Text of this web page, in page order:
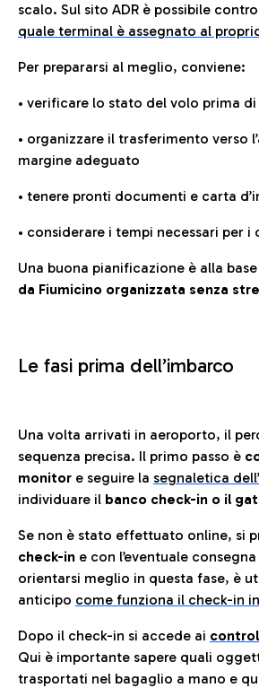
scalo. Sul sito ADR è possibile
quale terminal è assegnato al
Per prepararsi al meglio, conviene:
• verificare lo stato del volo prima di
• organizzare il trasferimento verso
margine adeguato
• tenere pronti documenti e carta
• considerare i tempi necessari per i
Una buona pianificazione è alla
da Fiumicino organizzata senza
Le fasi prima dell’imbarco
Una volta arrivati in aeroporto, il
sequenza precisa. Il primo passo è
monitor e seguire la segnaletica
individuare il banco check-in o il
Se non è stato effettuato online, si
check-in e con l’eventuale
orientarsi meglio in questa fase, è
anticipo come funziona il check-in
Dopo il check-in si accede ai
Qui è importante sapere quali
trasportati nel bagaglio a mano e